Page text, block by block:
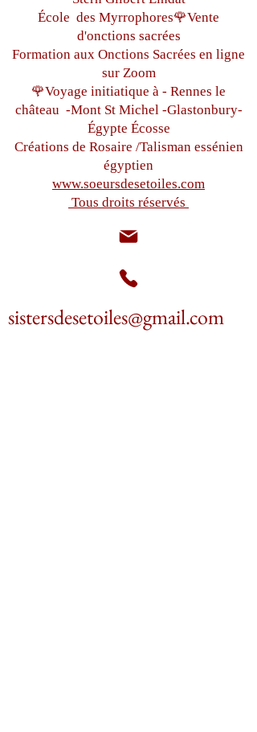
École des Myrrophores🌹Vente
d'onctions sacrées
Formation aux Onctions Sacrées en ligne
sur Zoom
🌹Voyage initiatique à - Rennes le
château -Mont St Michel -Glastonbury-
Égypte Écosse
Créations de Rosaire /Talisman essénien
égyptien
www.soeursdesetoiles.com
Tous droits réservés
sistersdesetoiles@gmail.com